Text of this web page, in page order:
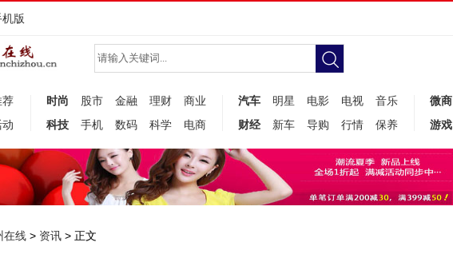
机版
荐
时尚 股市 金融 理财
商业
科技
手机 数码 科学 电商
汽车 明星 电影 电视
音乐
财经
新车 导购 行情 保养
微商
游戏
在线 > 资讯 > 正文